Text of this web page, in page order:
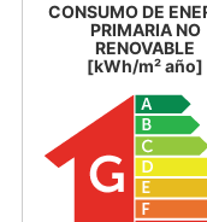
CONSUMO DE
PRIMARIA NO
RENOVABLE
[kWh/m² año]